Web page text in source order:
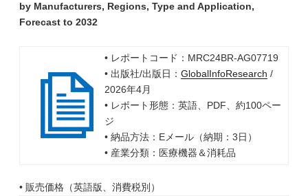
by Manufacturers, Regions, Type and Application,
Forecast to 2032
• レポートコード：MRC24BR-AG07719
• 出版社/出版日： GlobalInfoResearch /
2026年4月
• レポート形態：英語、PDF、約100ペー
ジ
• 納品方法：Eメール（納期：3日）
• 産業分類：医療機器＆消耗品
• 販売価格（英語版、消費税別）